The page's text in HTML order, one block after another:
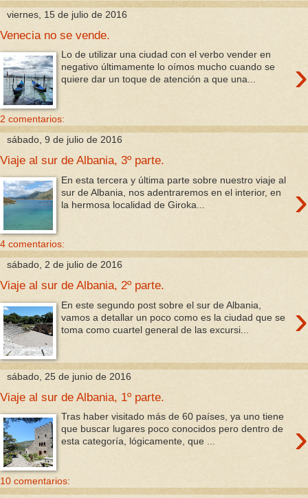
viernes, 15 de julio de 2016
Venecia no se vende.
›
Lo de utilizar una ciudad con el verbo vender en
negativo últimamente lo oímos mucho cuando se
quiere dar un toque de atención a que una...
2 comentarios:
sábado, 9 de julio de 2016
Viaje al sur de Albania, 3º parte.
›
En esta tercera y última parte sobre nuestro viaje al
sur de Albania, nos adentraremos en el interior, en
la hermosa localidad de Giroka...
4 comentarios:
sábado, 2 de julio de 2016
Viaje al sur de Albania, 2º parte.
›
En este segundo post sobre el sur de Albania,
vamos a detallar un poco como es la ciudad que se
toma como cuartel general de las excursi...
sábado, 25 de junio de 2016
Viaje al sur de Albania, 1º parte.
›
Tras haber visitado más de 60 países, ya uno tiene
que buscar lugares poco conocidos pero dentro de
esta categoría, lógicamente, que ...
10 comentarios: